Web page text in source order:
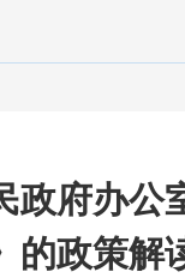
府办
的政策解